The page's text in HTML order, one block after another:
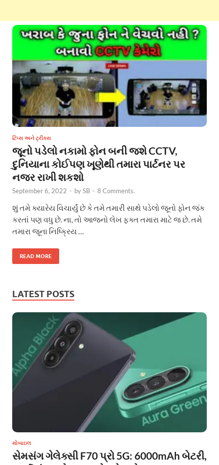
ટિપ્સ અને ટ્રીક્સ
જૂનો પડેલો નકામો ફોન બની જશે CCTV,
દુનિયાના કોઈપણ ખૂણેથી તમારા પાર્ટનર પર
નજર રાખી શકશો
September 6, 2022 - bySB - 8 Comments.
શું તમે ક્યારેય વિચાર્યું છે કે તમે તમારી સાથે પડેલો જૂનો ફોન જંક
કરતાં પણ વધુ છે. ના, તો આજનો લેખ ફક્ત તમારા માટે જ છે. તમે
તમારા જૂના નિષ્ક્રિય …
READ MORE
LATEST POSTS
મોબાઇલ
સેમસંગ ગેલેક્સી F70 પ્રો 5G: 6000mAh બેટરી,